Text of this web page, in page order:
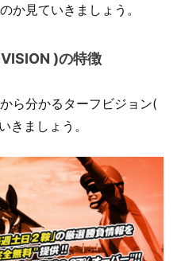
か見ていきましょう。
)の特徴
ら分かるターフビジョン(
きましょう。